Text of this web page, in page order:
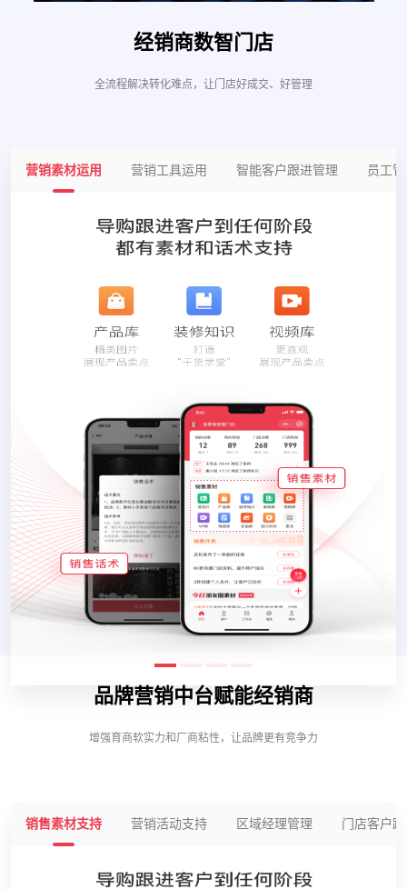
经销商数智门店
全流程解决转化难点，让门店好成交、好管理
营销素材运用 营销工具运用 智能客户跟进管理 员工
品牌营销中台赋能经销商
增强育商软实力和厂商粘性，让品牌更有竞争力
销售素材支持 营销活动支持 区域经理管理 门店客户